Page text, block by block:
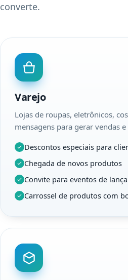
converte.
Varejo
Lojas de roupas, eletrônicos,
mensagens para gerar vendas
Descontos especiais para
Chegada de novos produtos
Convite para eventos de
Carrossel de produtos com